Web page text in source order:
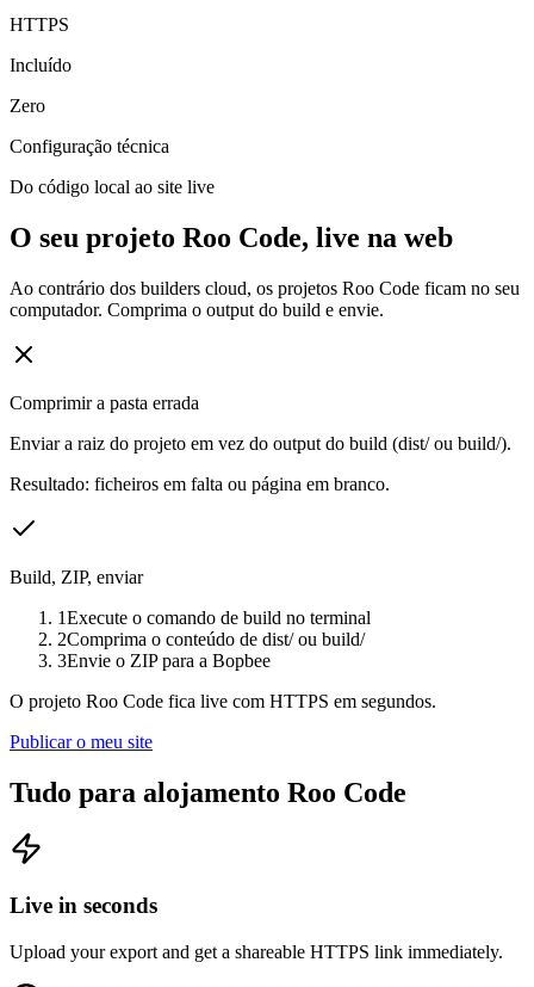
HTTPS
Incluído
Zero
Configuração técnica
Do código local ao site live
O seu projeto Roo Code, live na web
Ao contrário dos builders cloud, os projetos Roo Code ficam no seu
computador. Comprima o output do build e envie.
Comprimir a pasta errada
Enviar a raiz do projeto em vez do output do build (dist/ ou build/).
Resultado: ficheiros em falta ou página em branco.
Build, ZIP, enviar
1Execute o comando de build no terminal
2Comprima o conteúdo de dist/ ou build/
3Envie o ZIP para a Bopbee
O projeto Roo Code fica live com HTTPS em segundos.
Publicar o meu site
Tudo para alojamento Roo Code
Live in seconds
Upload your export and get a shareable HTTPS link immediately.